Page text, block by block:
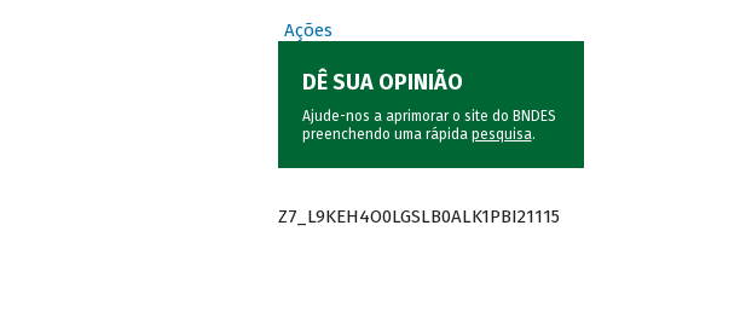
Ações
DÊ SUA OPINIÃO
Ajude-nos a aprimorar o site do BNDES
preenchendo uma rápida pesquisa.
Z7_L9KEH4O0LGSLB0ALK1PBI21115